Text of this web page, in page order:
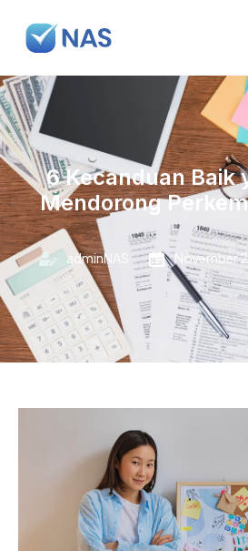
6 Kecanduan Baik
Mendorong
adminNAS November